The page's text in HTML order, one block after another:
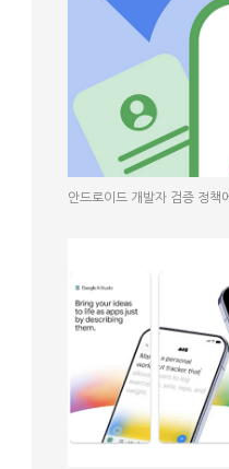
안드로이드 개발자 검증 정책